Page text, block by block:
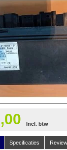
Incl. btw
Specificaties